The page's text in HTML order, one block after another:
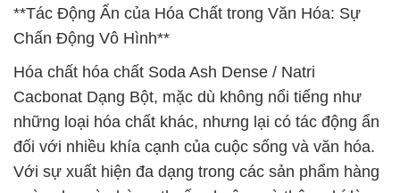
**Tác Động Ẩn của Hóa Chất trong Văn Hóa: Sự
Chấn Động Vô Hình**
Hóa chất hóa chất Soda Ash Dense / Natri
Cacbonat Dạng Bột, mặc dù không nổi tiếng như
những loại hóa chất khác, nhưng lại có tác động ẩn
đối với nhiều khía cạnh của cuộc sống và văn hóa.
Với sự xuất hiện đa dạng trong các sản phẩm hàng